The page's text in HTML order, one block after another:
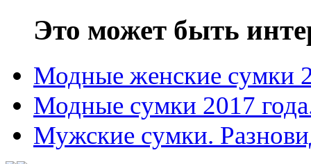
Это может быть
Модные женские сумки
Модные сумки 2017
Мужские сумки.